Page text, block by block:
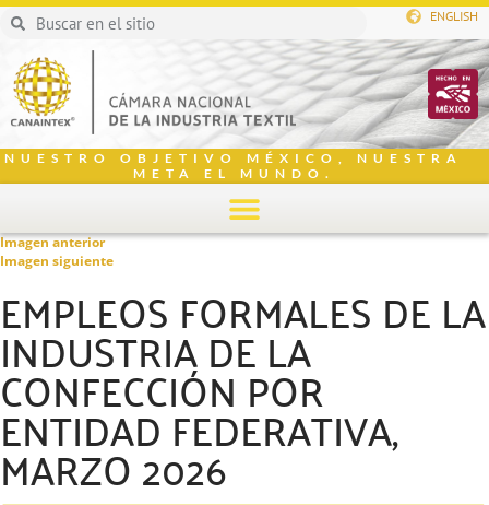
ENGLISH
NUESTRO OBJETIVO MÉXICO, NUESTRA
META EL MUNDO.
Imagen anterior
Imagen siguiente
EMPLEOS FORMALES DE LA
INDUSTRIA DE LA
CONFECCIÓN POR
ENTIDAD FEDERATIVA,
MARZO 2026